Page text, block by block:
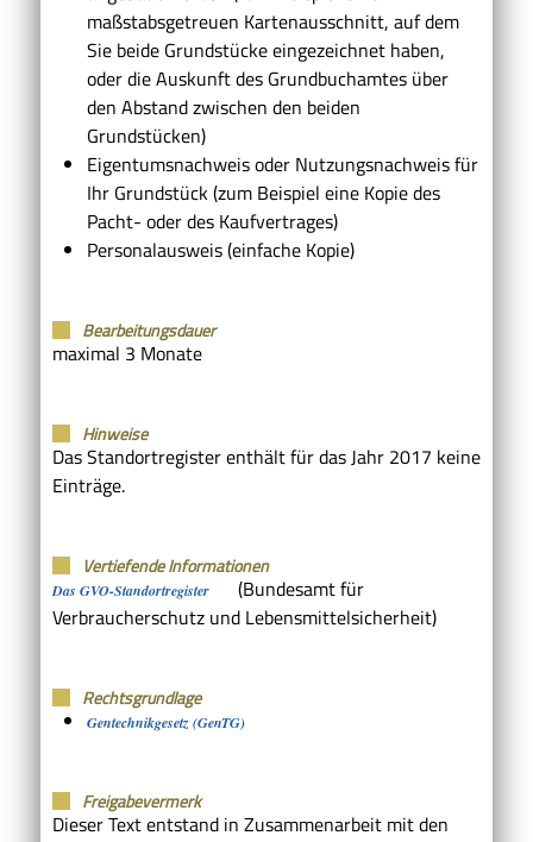
maßstabsgetreuen Kartenausschnitt, auf dem
Sie beide Grundstücke eingezeichnet haben,
oder die Auskunft des Grundbuchamtes über
den Abstand zwischen den beiden
Grundstücken)
Eigentumsnachweis oder Nutzungsnachweis für
Ihr Grundstück (zum Beispiel eine Kopie des
Pacht- oder des Kaufvertrages)
Personalausweis (einfache Kopie)
Bearbeitungsdauer
maximal 3 Monate
Hinweise
Das Standortregister enthält für das Jahr 2017 keine
Einträge.
Vertiefende Informationen
Das GVO-Standortregister
(Bundesamt für
Verbraucherschutz und Lebensmittelsicherheit)
Rechtsgrundlage
Gentechnikgesetz (GenTG)
Freigabevermerk
Dieser Text entstand in Zusammenarbeit mit den